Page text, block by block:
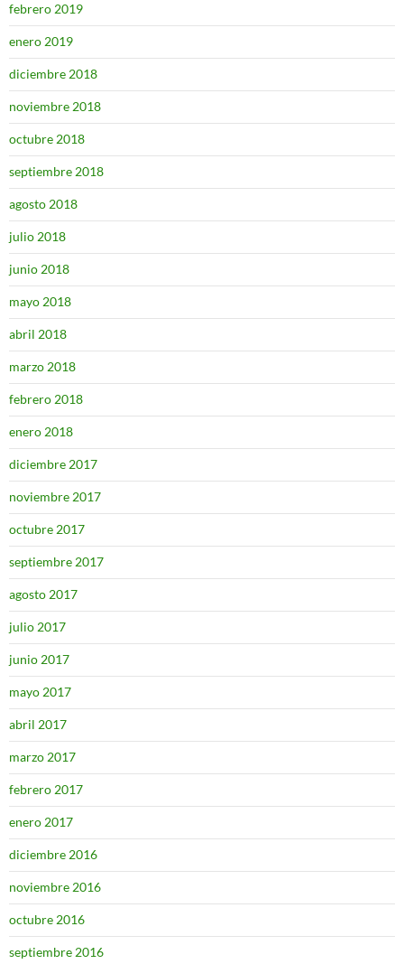
febrero 2019
enero 2019
diciembre 2018
noviembre 2018
octubre 2018
septiembre 2018
agosto 2018
julio 2018
junio 2018
mayo 2018
abril 2018
marzo 2018
febrero 2018
enero 2018
diciembre 2017
noviembre 2017
octubre 2017
septiembre 2017
agosto 2017
julio 2017
junio 2017
mayo 2017
abril 2017
marzo 2017
febrero 2017
enero 2017
diciembre 2016
noviembre 2016
octubre 2016
septiembre 2016